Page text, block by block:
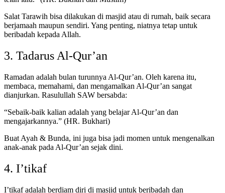
Salat Tarawih bisa dilakukan di masjid atau di rumah, baik secara
berjamaah maupun sendiri. Yang penting, niatnya tetap untuk
beribadah kepada Allah.
3. Tadarus Al-Qur’an
Ramadan adalah bulan turunnya Al-Qur’an. Oleh karena itu,
membaca, memahami, dan mengamalkan Al-Qur’an sangat
dianjurkan. Rasulullah SAW bersabda:
“Sebaik-baik kalian adalah yang belajar Al-Qur’an dan
mengajarkannya.” (HR. Bukhari)
Buat Ayah & Bunda, ini juga bisa jadi momen untuk mengenalkan
anak-anak pada Al-Qur’an sejak dini.
4. I’tikaf
I’tikaf adalah berdiam diri di masjid untuk beribadah dan